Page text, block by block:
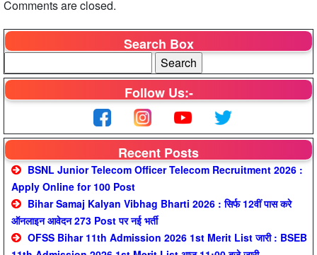
Comments are closed.
Search Box
Follow Us:-
Recent Posts
BSNL Junior Telecom Officer Telecom Recruitment 2026 :
Apply Online for 100 Post
Bihar Samaj Kalyan Vibhag Bharti 2026 : सिर्फ 12वीं पास करे
ऑनलाइन आवेदन 273 Post पर नई भर्ती
OFSS Bihar 11th Admission 2026 1st Merit List जारी : BSEB